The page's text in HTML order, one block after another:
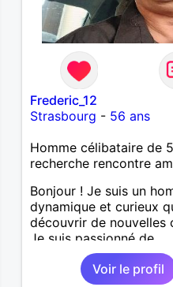
Frederic_12
Strasbourg - 56 ans
Homme célibataire de
recherche rencontre
Bonjour ! Je suis un
dynamique et curieux
découvrir de nouvelles
Je suis passionné de
sport,musique
autres J'adore passer
Voir le profil